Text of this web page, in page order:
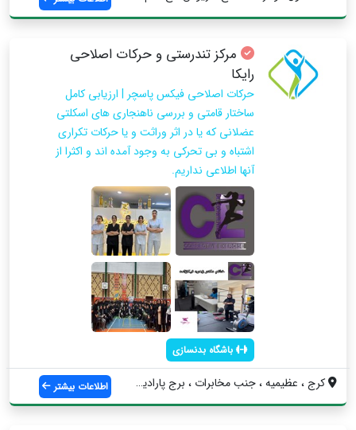
مرکز تندرستی و حرکات اصلاحی
رایکا
حرکات اصلاحی فیکس پاسچر | ارزیابی کامل
ساختار قامتی و بررسی ناهنجاری های اسکلتی
عضلانی که یا در اثر وراثت و یا حرکات تکراری
اشتباه و بی تحرکی به وجود آمده اند و اکثرا از
آنها اطلاعی نداریم.
باشگاه بدنسازی
کرج ، عظیمیه ، جنب مخابرات ، برج پارادیس... اطلاعات بیشتر